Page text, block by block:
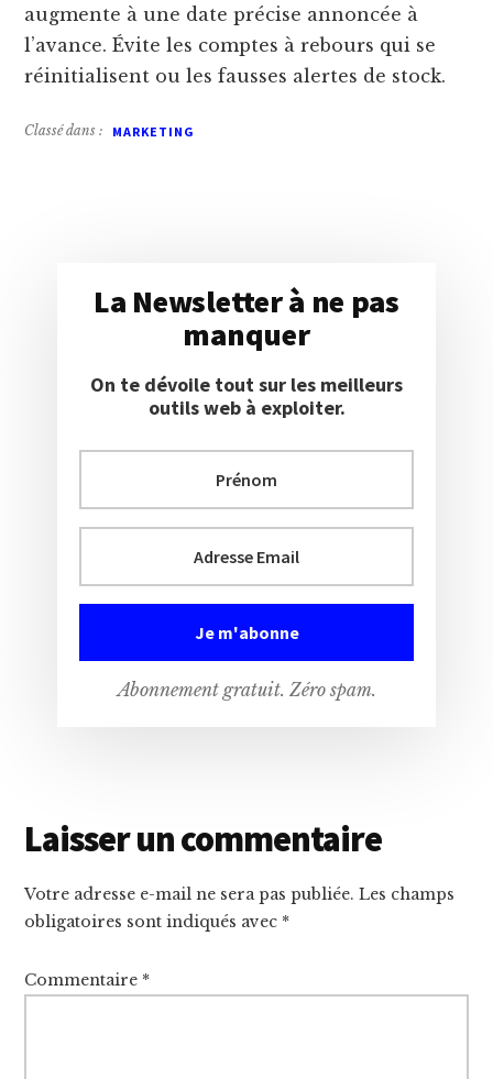
augmente à une date précise annoncée à
l’avance. Évite les comptes à rebours qui se
réinitialisent ou les fausses alertes de stock.
Classé dans :
La Newsletter à ne pas
manquer
On te dévoile tout sur les meilleurs
outils web à exploiter.
Abonnement gratuit. Zéro spam.
Interactions
du
lecteur
Laisser un commentaire
Votre adresse e-mail ne sera pas publiée. Les champs
obligatoires sont indiqués avec *
Commentaire *